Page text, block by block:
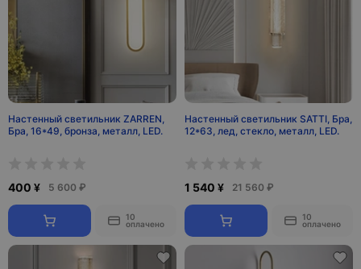
Настенный светильник ZARREN,
Бра, 16*49, бронза, металл, LED.
400 ¥ 5 600 ₽
10
оплачено
Настенный светильник SATTI, Бра,
12*63, лед, стекло, металл, LED.
1 540 ¥ 21 560 ₽
10
оплачено